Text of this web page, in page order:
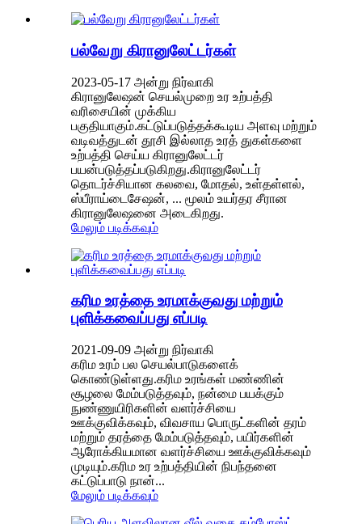
பல்வேறு கிரானுலேட்டர்கள்
2023-05-17 அன்று நிர்வாகி
கிரானுலேஷன் செயல்முறை உர உற்பத்தி
வரிசையின் முக்கிய
பகுதியாகும்.கட்டுப்படுத்தக்கூடிய அளவு மற்றும்
வடிவத்துடன் தூசி இல்லாத உரத் துகள்களை
உற்பத்தி செய்ய கிரானுலேட்டர்
பயன்படுத்தப்படுகிறது.கிரானுலேட்டர்
தொடர்ச்சியான கலவை, மோதல், உள்தள்ளல்,
ஸ்பீராய்டைசேஷன், ... மூலம் உயர்தர சீரான
கிரானுலேஷனை அடைகிறது.
மேலும் படிக்கவும்
கரிம உரத்தை உரமாக்குவது மற்றும்
புளிக்கவைப்பது எப்படி
2021-09-09 அன்று நிர்வாகி
கரிம உரம் பல செயல்பாடுகளைக்
கொண்டுள்ளது.கரிம உரங்கள் மண்ணின்
சூழலை மேம்படுத்தவும், நன்மை பயக்கும்
நுண்ணுயிரிகளின் வளர்ச்சியை
ஊக்குவிக்கவும், விவசாய பொருட்களின் தரம்
மற்றும் தரத்தை மேம்படுத்தவும், பயிர்களின்
ஆரோக்கியமான வளர்ச்சியை ஊக்குவிக்கவும்
முடியும்.கரிம உர உற்பத்தியின் நிபந்தனை
கட்டுப்பாடு நான்...
மேலும் படிக்கவும்